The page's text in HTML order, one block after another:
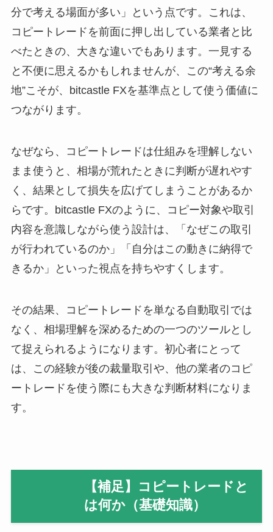
分で考える場面が多い」という点です。これは、
コピートレードを前面に押し出している業者と比
べたときの、大きな違いでもあります。一見する
と不便に思えるかもしれませんが、この“考える余
地”こそが、bitcastle FXを基準点として使う価値に
つながります。
なぜなら、コピートレードは仕組みを理解しない
まま使うと、相場が荒れたときに判断が遅れやす
く、結果として損失を広げてしまうことがあるか
らです。bitcastle FXのように、コピー対象や取引
内容を意識しながら使う設計は、「なぜこの取引
が行われているのか」「自分はこの動きに納得で
きるか」といった視点を持ちやすくします。
その結果、コピートレードを単なる自動取引では
なく、相場理解を深めるための一つのツールとし
て捉えられるようになります。初心者にとって
は、この経験が後の裁量取引や、他の業者のコピ
ートレードを使う際にも大きな判断材料になりま
す。
【補足】コピートレードと
は何か（基礎知識）